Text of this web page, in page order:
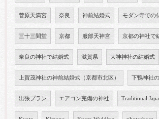
菅原天満宮 奈良 神前結婚式 モダン寺での
三十三間堂 京都 服部天神宮 京都の神社で
奈良の神社で結婚式 滋賀県 大神神社の結婚式
上賀茂神社の神前結婚式（京都市北区） 下鴨神社
出張プラン エアコン完備の神社 Traditional